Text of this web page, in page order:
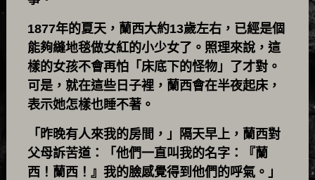
1877年的夏天，蘭西大約13歲左右，已經是個
能夠縫地毯做女紅的小少女了。照理來說，這
樣的女孩不會再怕「床底下的怪物」了才對。
可是，就在這些日子裡，蘭西會在半夜起床，
表示她怎樣也睡不著。
「昨晚有人來我的房間，」隔天早上，蘭西對
父母訴苦道：「他們一直叫我的名字：『蘭
西！蘭西！』我的臉感覺得到他們的呼氣。」